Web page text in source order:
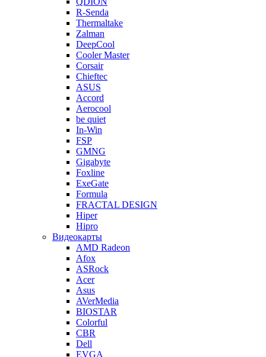
R-Senda
Thermaltake
Zalman
DeepCool
Cooler Master
Corsair
Chieftec
ASUS
Accord
Aerocool
be quiet
In-Win
FSP
GMNG
Gigabyte
Foxline
ExeGate
Formula
FRACTAL DESIGN
Hiper
Hipro
Видеокарты
AMD Radeon
Afox
ASRock
Acer
Asus
AVerMedia
BIOSTAR
Colorful
CBR
Dell
EVGA